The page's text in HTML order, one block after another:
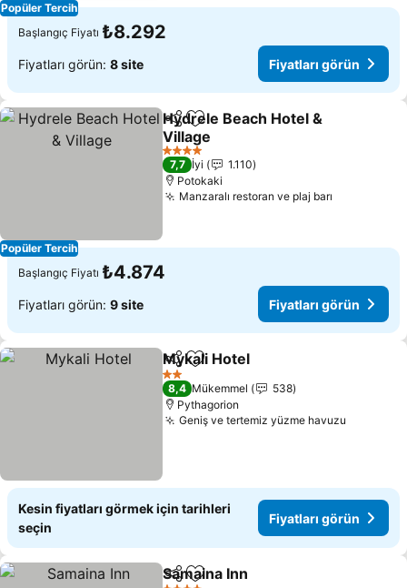
Popüler Tercih
Başlangıç Fiyatı ₺8.292
Fiyatları görün: 8 site Fiyatları görün
Popüler Tercih
PaylaşFavorilerime ekle
Hydrele Beach Hotel &
Village
4 Yıldız
7,7 İyi
1.110
Potokaki
Manzaralı restoran ve plaj barı
Başlangıç Fiyatı ₺4.874
Fiyatları görün: 9 site Fiyatları görün
PaylaşFavorilerime ekle
Mykali Hotel
2 Yıldız
8,4 Mükemmel
538
Pythagorion
Geniş ve tertemiz yüzme havuzu
Kesin fiyatları görmek için tarihleri
seçin
Fiyatları görün
PaylaşFavorilerime ekle
Samaina Inn